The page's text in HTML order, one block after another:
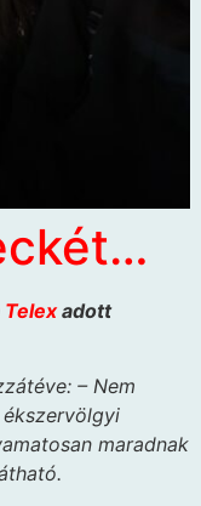
Telexadott
– Nem
maradnak